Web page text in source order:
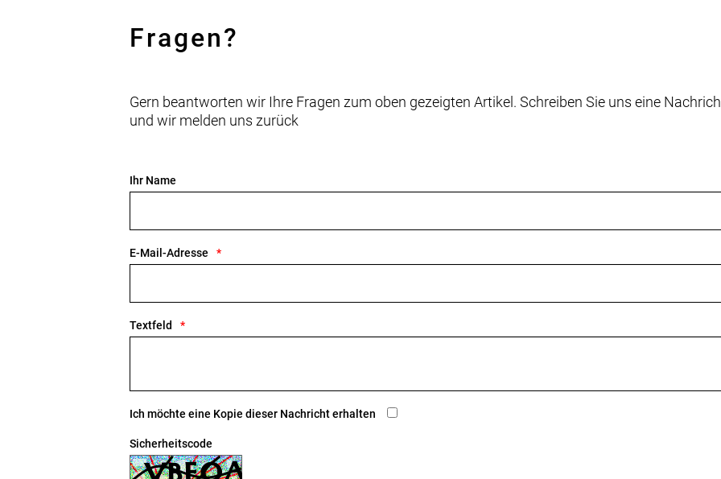
Fragen?
Gern beantworten wir Ihre Fragen zum oben gezeigten Artikel. Schreiben Sie uns eine
und wir melden uns zurück
Ihr Name
E-Mail-Adresse
Textfeld
Ich möchte eine Kopie dieser Nachricht erhalten
Sicherheitscode